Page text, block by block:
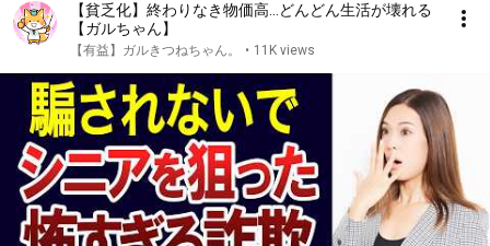
【貧乏化】終わりなき物価高…どんどん生活が壊れる
【ガルちゃん】
【有益】ガルきつねちゃん。 • 11K views